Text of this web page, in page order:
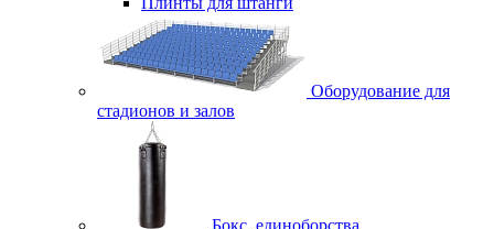
Оборудование для
стадионов и залов
Бокс, единоборства